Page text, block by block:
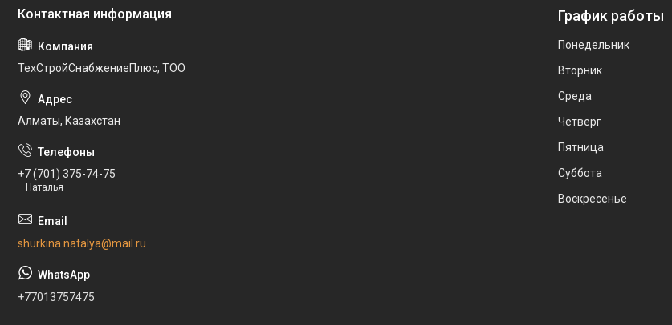
ТехСтройСнабжениеПлюс, ТОО
Алматы, Казахстан
+7 (701) 375-74-75
Наталья
shurkina.natalya@mail.ru
+77013757475
График работы
Понедельник
Вторник
Среда
Четверг
Пятница
Суббота
Воскресенье